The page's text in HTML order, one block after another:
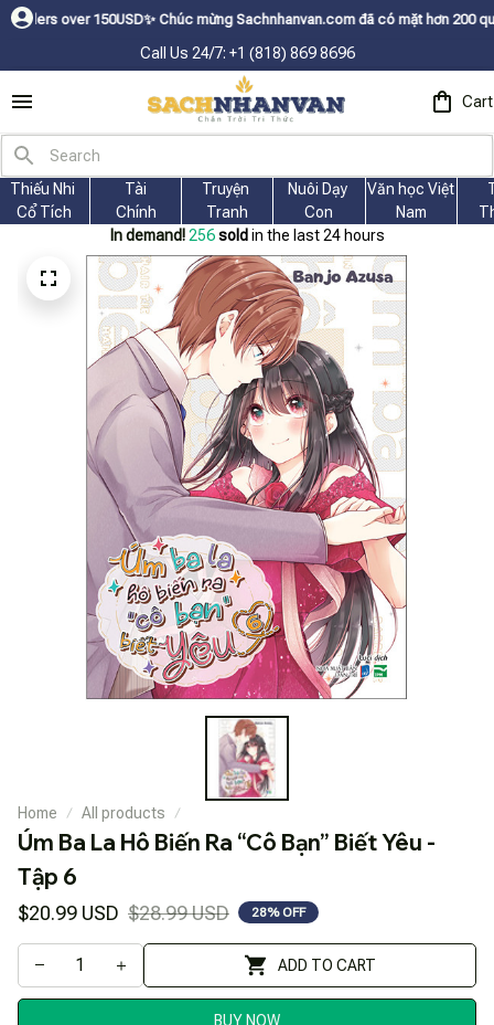
ㅤ✨Chúc mừng Sachnhanvan.com đã có mặt hơn 200 quốc gia như Mỹ,
Call Us 24/7: +1 (818) 869 8696
Cart
Thiếu Nhi
Cổ Tích
Tài
Chính
Truyện
Tranh
Nuôi Dạy
Con
Văn học Việt
Nam
In demand! 256 sold in the last 24 hours
Home All products
Úm Ba La Hô Biến Ra “Cô Bạn” Biết Yêu -
Tập 6
$20.99 USD $28.99 USD 28% OFF
ADD TO CART
BUY NOW